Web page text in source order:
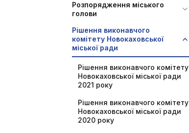
Розпорядження міського
голови
Рішення виконавчого
комітету Новокаховської
міської ради
Рішення виконавчого комітету
Новокаховської міської ради
2021 року
Рішення виконавчого комітету
Новокаховської міської ради
2020 року